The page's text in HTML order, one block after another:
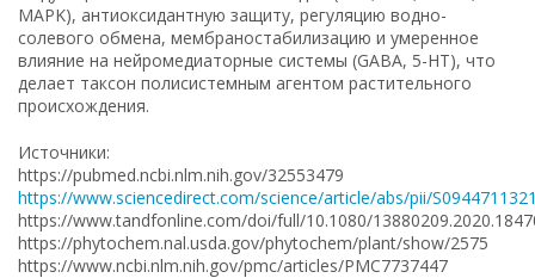
MAPK), антиоксидантную защиту, регуляцию водно-
солевого обмена, мембраностабилизацию и умеренное
влияние на нейромедиаторные системы (GABA, 5-HT), что
делает таксон полисистемным агентом растительного
происхождения.
Источники:
https://pubmed.ncbi.nlm.nih.gov/32553479
https://www.sciencedirect.com/science/article/abs/pii/
https://www.tandfonline.com/doi/full/10.1080/
https://phytochem.nal.usda.gov/phytochem/plant/show/2575
https://www.ncbi.nlm.nih.gov/pmc/articles/PMC7737447